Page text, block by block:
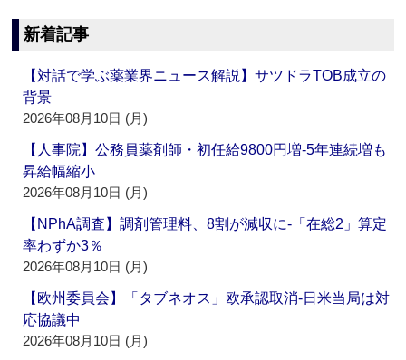
新着記事
【対話で学ぶ薬業界ニュース解説】サツドラTOB成立の
背景
2026年08月10日 (月)
【人事院】公務員薬剤師・初任給9800円増‐5年連続増も
昇給幅縮小
2026年08月10日 (月)
【NPhA調査】調剤管理料、8割が減収に‐「在総2」算定
率わずか3％
2026年08月10日 (月)
【欧州委員会】「タブネオス」欧承認取消‐日米当局は対
応協議中
2026年08月10日 (月)